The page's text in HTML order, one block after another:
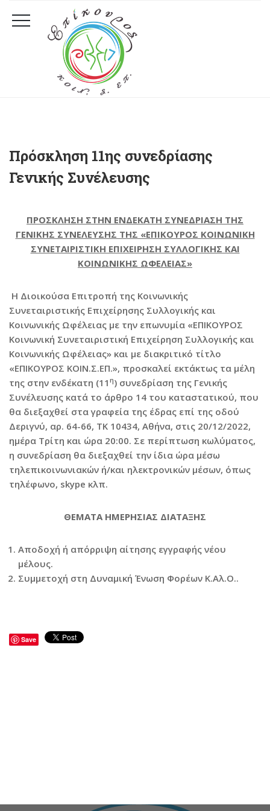
Πρόσκληση 11ης συνεδρίασης
Γενικής Συνέλευσης
ΠΡΟΣΚΛΗΣΗ ΣΤΗΝ ΕΝΔΕΚΑΤΗ ΣΥΝΕΔΡΙΑΣΗ ΤΗΣ
ΓΕΝΙΚΗΣ ΣΥΝΕΛΕΥΣΗΣ ΤΗΣ «ΕΠΙΚΟΥΡΟΣ ΚΟΙΝΩΝΙΚΗ
ΣΥΝΕΤΑΙΡΙΣΤΙΚΗ ΕΠΙΧΕΙΡΗΣΗ ΣΥΛΛΟΓΙΚΗΣ ΚΑΙ
ΚΟΙΝΩΝΙΚΗΣ ΩΦΕΛΕΙΑΣ»
Η Διοικούσα Επιτροπή της Κοινωνικής
Συνεταιριστικής Επιχείρησης Συλλογικής και
Κοινωνικής Ωφέλειας με την επωνυμία «ΕΠΙΚΟΥΡΟΣ
Κοινωνική Συνεταιριστική Επιχείρηση Συλλογικής και
Κοινωνικής Ωφέλειας» και με διακριτικό τίτλο
«ΕΠΙΚΟΥΡΟΣ ΚΟΙΝ.Σ.ΕΠ.», προσκαλεί εκτάκτως τα μέλη
της στην ενδέκατη (11 η) συνεδρίαση της Γενικής
Συνέλευσης κατά το άρθρο 14 του καταστατικού, που
θα διεξαχθεί στα γραφεία της έδρας επί της οδού
Δεριγνύ, αρ. 64-66, ΤΚ 10434, Αθήνα, στις 20/12/2022,
ημέρα Τρίτη και ώρα 20:00. Σε περίπτωση κωλύματος,
η συνεδρίαση θα διεξαχθεί την ίδια ώρα μέσω
τηλεπικοινωνιακών ή/και ηλεκτρονικών μέσων, όπως
τηλέφωνο, skype κλπ.
ΘΕΜΑΤΑ ΗΜΕΡΗΣΙΑΣ ΔΙΑΤΑΞΗΣ
Αποδοχή ή απόρριψη αίτησης εγγραφής νέου
μέλους.
Συμμετοχή στη Δυναμική Ένωση Φορέων Κ.Αλ.Ο..
Save